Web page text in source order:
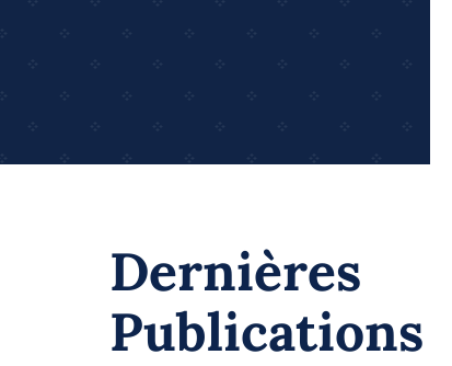
Dernières
Publications